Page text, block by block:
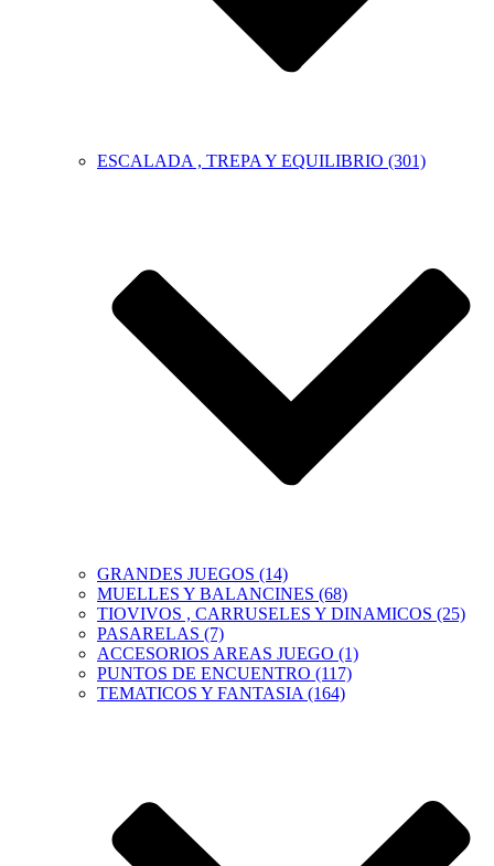
ESCALADA , TREPA Y EQUILIBRIO (301)
GRANDES JUEGOS (14)
MUELLES Y BALANCINES (68)
TIOVIVOS , CARRUSELES Y DINAMICOS (25)
PASARELAS (7)
ACCESORIOS AREAS JUEGO (1)
PUNTOS DE ENCUENTRO (117)
TEMATICOS Y FANTASIA (164)